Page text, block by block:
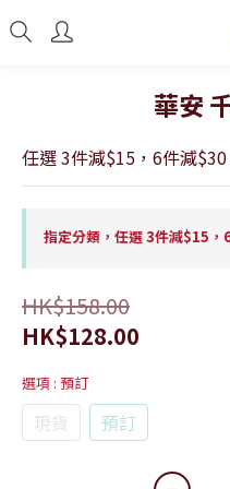
華安
任選 3件減$15，6件減
指定分類，任選 3件減$15
HK$158.00
HK$128.00
選項 : 預訂
現貨 預訂